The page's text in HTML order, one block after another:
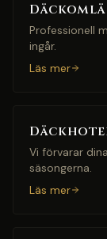
Professionell
ingår.
Läs mer
Vi förvarar
säsongerna.
Läs mer